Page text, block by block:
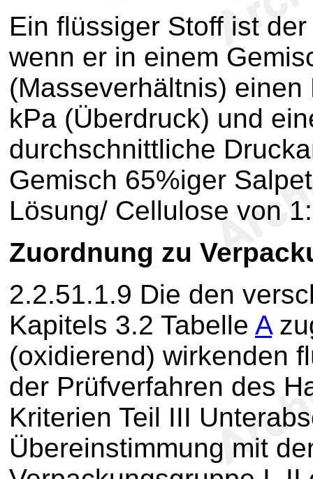
Ein flüssiger Stoff ist
wenn er in einem
(Masseverhältnis)
kPa (Überdruck) und
durchschnittliche
Gemisch 65%iger
Lösung/ Cellulose von
Zuordnung zu
2.2.51.1.9 Die den
Kapitels 3.2 Tabelle A
(oxidierend) wirkenden
der Prüfverfahren des
Kriterien Teil III
Übereinstimmung mit